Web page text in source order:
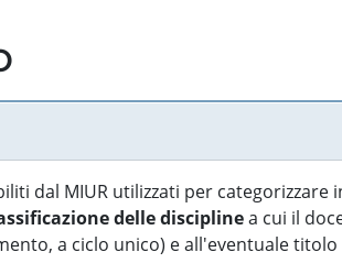
dal MIUR utilizzati per
delle disciplinea cui il
a ciclo unico) e all'eventuale